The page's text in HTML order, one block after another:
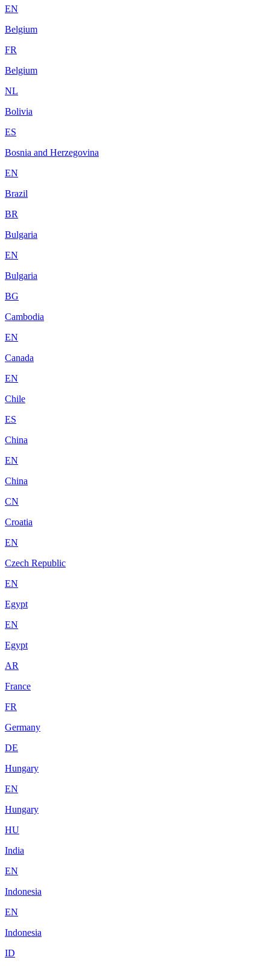
EN
Belgium
FR
Belgium
NL
Bolivia
ES
Bosnia and Herzegovina
EN
Brazil
BR
Bulgaria
EN
Bulgaria
BG
Cambodia
EN
Canada
EN
Chile
ES
China
EN
China
CN
Croatia
EN
Czech Republic
EN
Egypt
EN
Egypt
AR
France
FR
Germany
DE
Hungary
EN
Hungary
HU
India
EN
Indonesia
EN
Indonesia
ID